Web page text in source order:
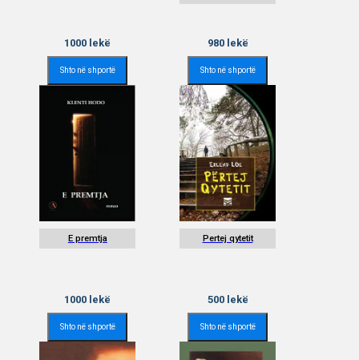
1000 lekë
Shto në shportë
980lekë
Shto në shportë
E premtja
1000 lekë
Shto në shportë
Pertej qytetit
500lekë
Shto në shportë